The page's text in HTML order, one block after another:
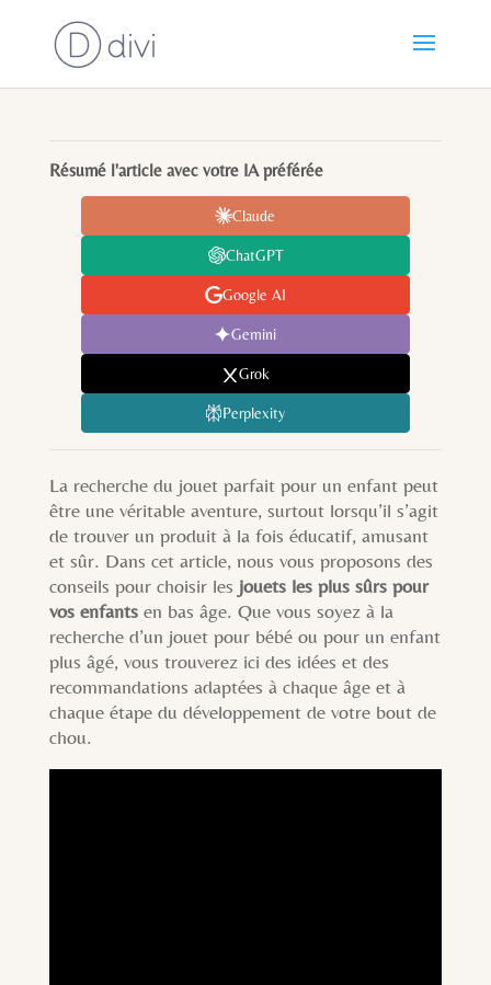
Résumé l'article avec votre IA préférée
Claude
ChatGPT
Google AI
Gemini
Grok
Perplexity
La recherche du jouet parfait pour un enfant peut
être une véritable aventure, surtout lorsqu’il s’agit
de trouver un produit à la fois éducatif, amusant
et sûr. Dans cet article, nous vous proposons des
conseils pour choisir les jouets les plus sûrs pour
vos enfantsen bas âge. Que vous soyez à la
recherche d’un jouet pour bébé ou pour un enfant
plus âgé, vous trouverez ici des idées et des
recommandations adaptées à chaque âge et à
chaque étape du développement de votre bout de
chou.